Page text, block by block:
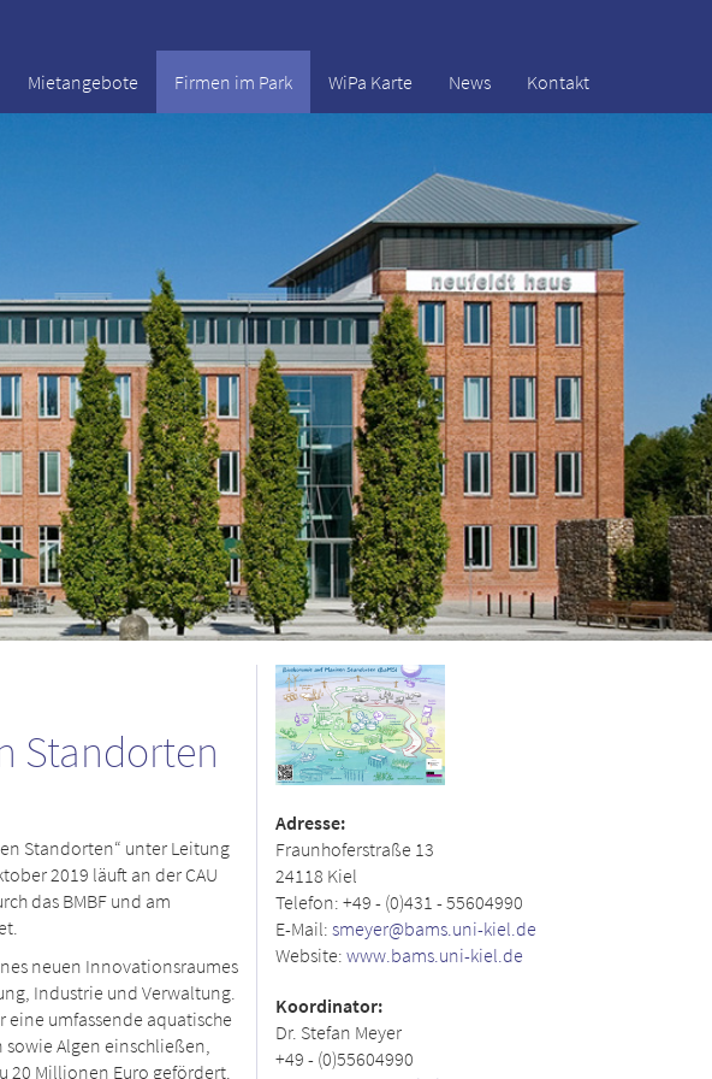
Mietangebote Firmen im Park WiPa Karte News Kontakt
Standorten
Standorten“ unter Leitung
2019 läuft an der CAU
das BMBF und am
neuen Innovationsraumes
Industrie und Verwaltung.
eine umfassende aquatische
sowie Algen einschließen,
20 Millionen Euro gefördert.
Adresse:
Fraunhoferstraße 13
24118 Kiel
Telefon: +49 - (0)431 - 55604990
E-Mail: smeyer@bams.uni-kiel.de
Website: www.bams.uni-kiel.de
Koordinator:
Dr. Stefan Meyer
+49 - (0)55604990